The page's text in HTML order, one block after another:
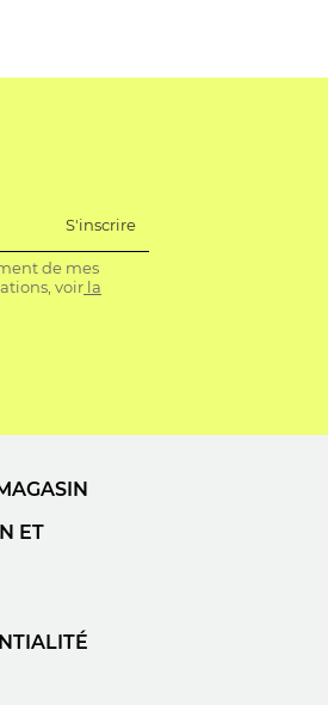
S'inscrire
de mes
voir la
ET